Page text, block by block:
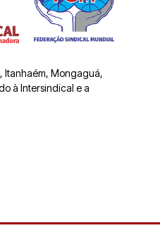
Itanhaém, Mongaguá,
à Intersindical e a